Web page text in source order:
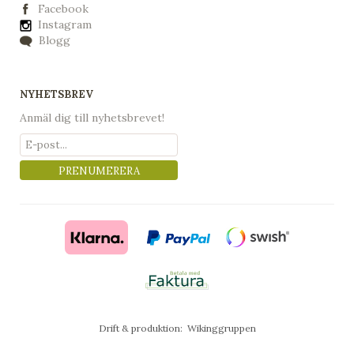
Facebook
Instagram
Blogg
NYHETSBREV
Anmäl dig till nyhetsbrevet!
PRENUMERERA
Drift & produktion: Wikinggruppen